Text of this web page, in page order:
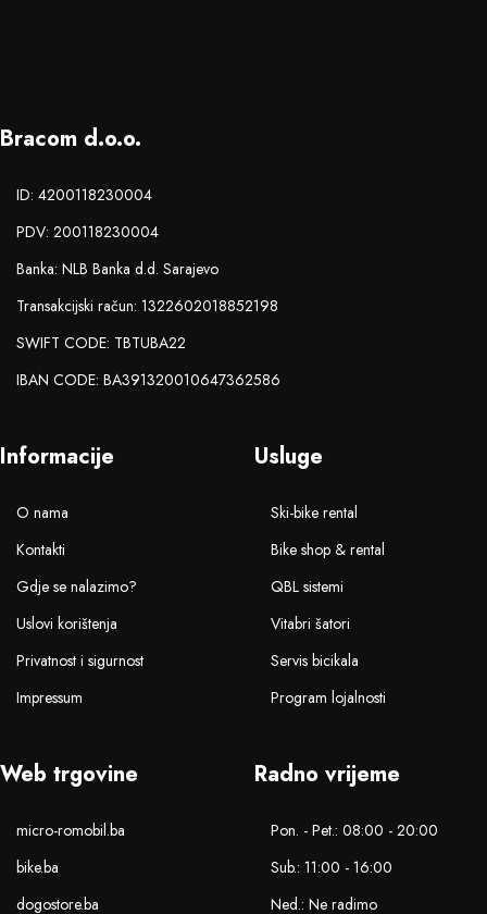
Bracom d.o.o.
ID: 4200118230004
PDV: 200118230004
Banka: NLB Banka d.d. Sarajevo
Transakcijski račun: 1322602018852198
SWIFT CODE: TBTUBA22
IBAN CODE: BA391320010647362586
Informacije
O nama
Kontakti
Gdje se nalazimo?
Uslovi korištenja
Privatnost i sigurnost
Impressum
Usluge
Ski-bike rental
Bike shop & rental
QBL sistemi
Vitabri šatori
Servis bicikala
Program lojalnosti
Web trgovine
micro-romobil.ba
bike.ba
dogostore.ba
Radno vrijeme
Pon. - Pet.: 08:00 - 20:00
Sub.: 11:00 - 16:00
Ned.: Ne radimo